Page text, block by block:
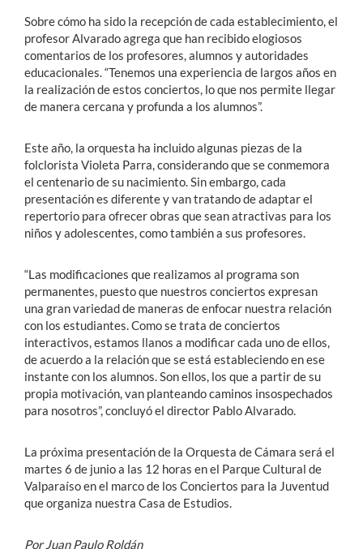
Sobre cómo ha sido la recepción de cada establecimiento, el
profesor Alvarado agrega que han recibido elogiosos
comentarios de los profesores, alumnos y autoridades
educacionales. “Tenemos una experiencia de largos años en
la realización de estos conciertos, lo que nos permite llegar
de manera cercana y profunda a los alumnos”.
Este año, la orquesta ha incluido algunas piezas de la
folclorista Violeta Parra, considerando que se conmemora
el centenario de su nacimiento. Sin embargo, cada
presentación es diferente y van tratando de adaptar el
repertorio para ofrecer obras que sean atractivas para los
niños y adolescentes, como también a sus profesores.
“Las modificaciones que realizamos al programa son
permanentes, puesto que nuestros conciertos expresan
una gran variedad de maneras de enfocar nuestra relación
con los estudiantes. Como se trata de conciertos
interactivos, estamos llanos a modificar cada uno de ellos,
de acuerdo a la relación que se está estableciendo en ese
instante con los alumnos. Son ellos, los que a partir de su
propia motivación, van planteando caminos insospechados
para nosotros”, concluyó el director Pablo Alvarado.
La próxima presentación de la Orquesta de Cámara será el
martes 6 de junio a las 12 horas en el Parque Cultural de
Valparaíso en el marco de los Conciertos para la Juventud
que organiza nuestra Casa de Estudios.
Por Juan Paulo Roldán